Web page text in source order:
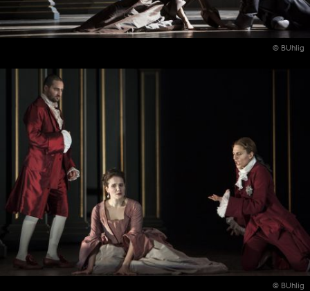
© BUhlig
© BUhlig